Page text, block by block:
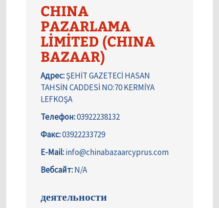
CHINA
PAZARLAMA
LİMİTED (CHINA
BAZAAR)
Адрес:ŞEHİT GAZETECİ HASAN
TAHSİN CADDESİ NO:70 KERMİYA
LEFKOŞA
Телефон:03922238132
Факс:03922233729
E-Mail:info@chinabazaarcyprus.com
Вебсайт:N/A
деятельности